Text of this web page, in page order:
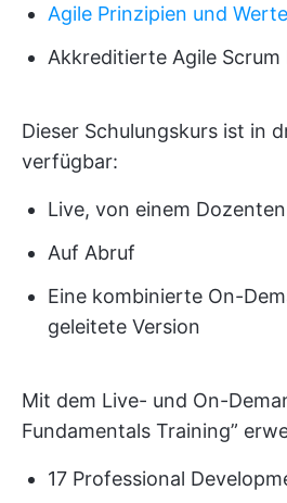
Agile Prinzipien und Werte
Akkreditierte Agile
Dieser Schulungskurs ist in
verfügbar:
Live, von einem
Auf Abruf
Eine kombinierte On-
geleitete Version
Mit dem Live- und On-
Fundamentals Training”
17 Professional